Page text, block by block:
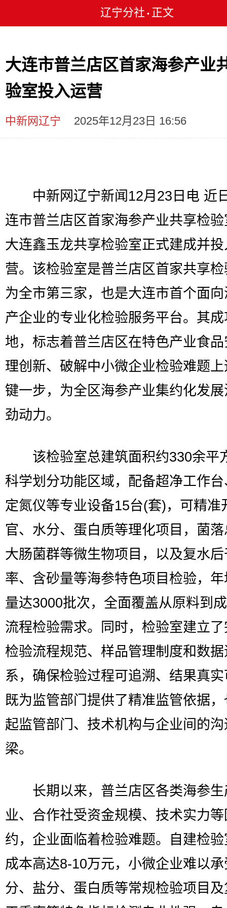
辽宁分社 • 正文
大连市普兰店区首家海参产业
验室投入运营
中新网辽宁 2025年12月23日 16:56
中新网辽宁新闻12月23日电 近
连市普兰店区首家海参产业共享检
大连鑫玉龙共享检验室正式建成并
营。该检验室是普兰店区首家共享
为全市第三家，也是大连市首个面
产企业的专业化检验服务平台。其
地，标志着普兰店区在特色产业食
理创新、破解中小微企业检验难题
键一步，为全区海参产业集约化发
劲动力。
该检验室总建筑面积约330余平
科学划分功能区域，配备超净工作
定氮仪等专业设备15台(套)，可精准
官、水分、蛋白质等理化项目，菌
大肠菌群等微生物项目，以及复水
率、含砂量等海参特色项目检验，
量达3000批次，全面覆盖从原料到
流程检验需求。同时，检验室建立
检验流程规范、样品管理制度和数
系，确保检验过程可追溯、结果真
既为监管部门提供了精准监管依据
起监管部门、技术机构与企业间的
梁。
长期以来，普兰店区各类海参生
业、合作社受资金规模、技术实力
约，企业面临着检验难题。自建检
成本高达8-10万元，小微企业难以
分、盐分、蛋白质等常规检验项目